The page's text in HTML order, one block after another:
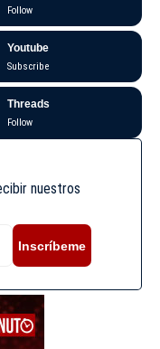
Follow
Youtube
Subscribe
Threads
Follow
nuestros
Inscríbeme